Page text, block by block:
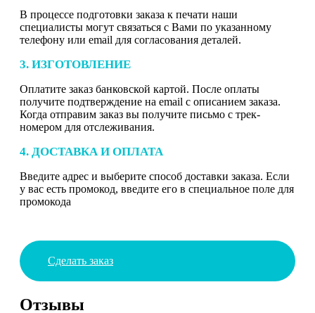
В процессе подготовки заказа к печати наши
специалисты могут связаться с Вами по указанному
телефону или email для согласования деталей.
3. ИЗГОТОВЛЕНИЕ
Оплатите заказ банковской картой. После оплаты
получите подтверждение на email с описанием заказа.
Когда отправим заказ вы получите письмо с трек-
номером для отслеживания.
4. ДОСТАВКА И ОПЛАТА
Введите адрес и выберите способ доставки заказа. Если
у вас есть промокод, введите его в специальное поле для
промокода
Сделать заказ
Отзывы